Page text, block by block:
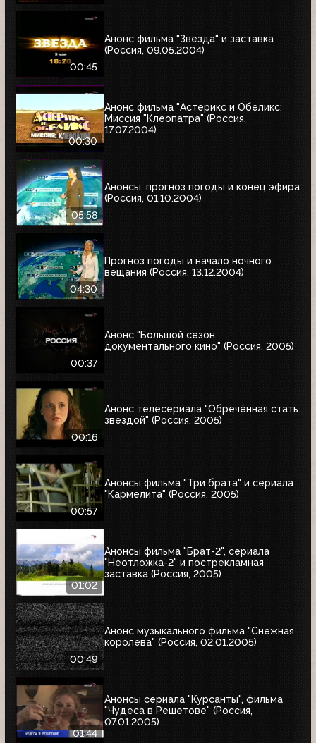
00:45
Анонс фильма "Звезда" и заставка
(Россия, 09.05.2004)
00:30
Анонс фильма "Астерикс и Обеликс:
Миссия "Клеопатра" (Россия,
17.07.2004)
05:58
Анонсы, прогноз погоды и конец эфира
(Россия, 01.10.2004)
04:30
Прогноз погоды и начало ночного
вещания (Россия, 13.12.2004)
00:37
Анонс "Большой сезон
документального кино" (Россия, 2005)
00:16
Анонс телесериала "Обречённая стать
звездой" (Россия, 2005)
00:57
Анонсы фильма "Три брата" и сериала
"Кармелита" (Россия, 2005)
01:02
Анонсы фильма "Брат-2", сериала
"Неотложка-2" и пострекламная
заставка (Россия, 2005)
00:49
Анонс музыкального фильма "Снежная
королева" (Россия, 02.01.2005)
01:44
Анонсы сериала "Курсанты", фильма
"Чудеса в Решетове" (Россия,
07.01.2005)